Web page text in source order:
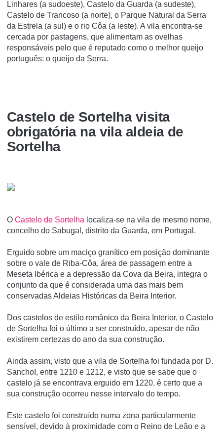
Linhares (a sudoeste), Castelo da Guarda (a sudeste),
Castelo de Trancoso (a norte), o Parque Natural da Serra
da Estrela (a sul) e o rio Côa (a leste). A vila encontra-se
cercada por pastagens, que alimentam as ovelhas
responsáveis pelo que é reputado como o melhor queijo
português: o queijo da Serra.
Castelo de Sortelha visita
obrigatória na vila aldeia de
Sortelha
O Castelo de Sortelha localiza-se na vila de mesmo nome,
concelho do Sabugal, distrito da Guarda, em Portugal.
Erguido sobre um maciço graní­tico em posição dominante
sobre o vale de Riba-Côa, área de passagem entre a
Meseta Ibérica e a depressão da Cova da Beira, integra o
conjunto da que é considerada uma das mais bem
conservadas Aldeias Históricas da Beira Interior.
Dos castelos de estilo românico da Beira Interior, o Castelo
de Sortelha foi o último a ser construído, apesar de não
existirem certezas do ano da sua construção.
Ainda assim, visto que a vila de Sortelha foi fundada por D.
SanchoI, entre 1210 e 1212, e visto que se sabe que o
castelo já se encontrava erguido em 1220, é certo que a
sua construção ocorreu nesse intervalo do tempo.
Este castelo foi construído numa zona particularmente
sensível, devido à proximidade com o Reino de Leão e a